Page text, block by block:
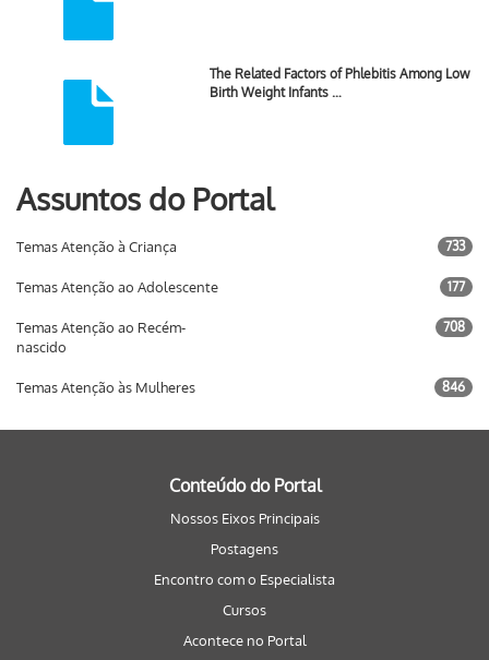
The Related Factors of Phlebitis Among Low
Birth Weight Infants …
Assuntos do Portal
Temas Atenção à Criança 733
Temas Atenção ao Adolescente 177
Temas Atenção ao Recém-
nascido
708
Temas Atenção às Mulheres 846
Conteúdo do Portal
Nossos Eixos Principais
Postagens
Encontro com o Especialista
Cursos
Acontece no Portal